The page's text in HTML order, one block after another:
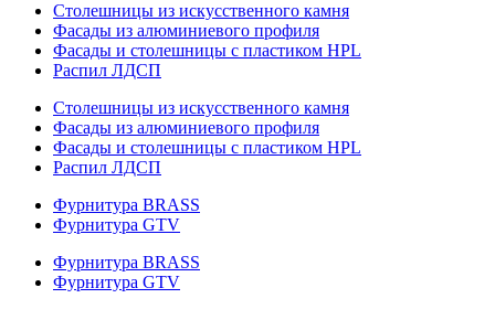
Столешницы из искусственного камня
Фасады из алюминиевого профиля
Фасады и столешницы с пластиком HPL
Распил ЛДСП
Столешницы из искусственного камня
Фасады из алюминиевого профиля
Фасады и столешницы с пластиком HPL
Распил ЛДСП
Фурнитура BRASS
Фурнитура GTV
Фурнитура BRASS
Фурнитура GTV